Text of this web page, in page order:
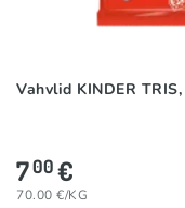
Vahvlid KINDER
700€
70.00 €/KG